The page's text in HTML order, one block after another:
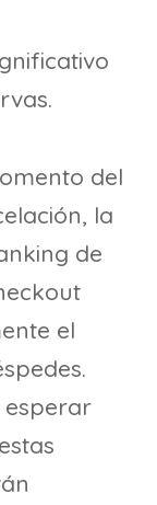
del
la
de
el
esperar